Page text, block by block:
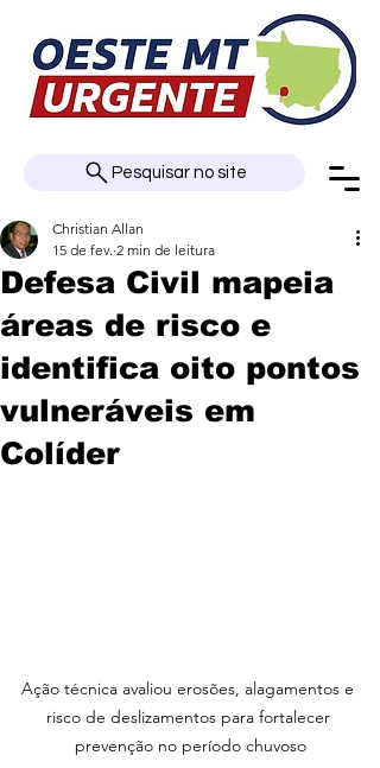
Pesquisar no site
Defesa Civil mapeia
áreas de risco e
identifica oito pontos
vulneráveis em
Colíder
Christian Allan
15 de fev. 2 min de leitura
Ação técnica avaliou erosões, alagamentos e
risco de deslizamentos para fortalecer
prevenção no período chuvoso